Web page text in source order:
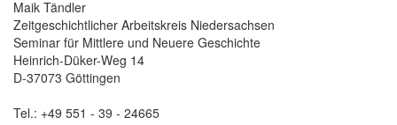
Maik Tändler
Zeitgeschichtlicher Arbeitskreis Niedersachsen
Seminar für Mittlere und Neuere Geschichte
Heinrich-Düker-Weg 14
D-37073 Göttingen
Tel.: +49 551 - 39 - 24665